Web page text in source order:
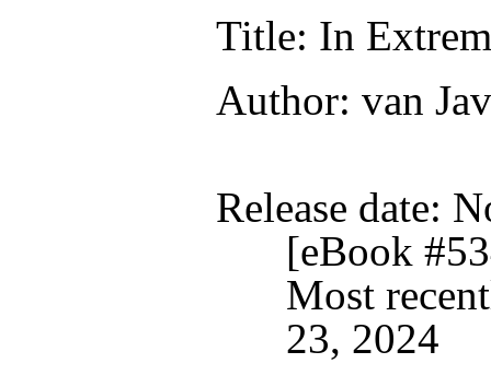
Title: In
Author: van
Release date:
[eBook
Most
23, 2024